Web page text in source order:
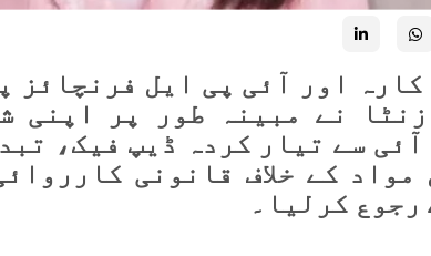
اور آئی پی ایل فرنچائز
نے مبینہ طور پر اپنی
آئی سے تیار کردہ ڈیپ فیک،
مواد کے خلاف قانونی
رجوع کرلیا۔